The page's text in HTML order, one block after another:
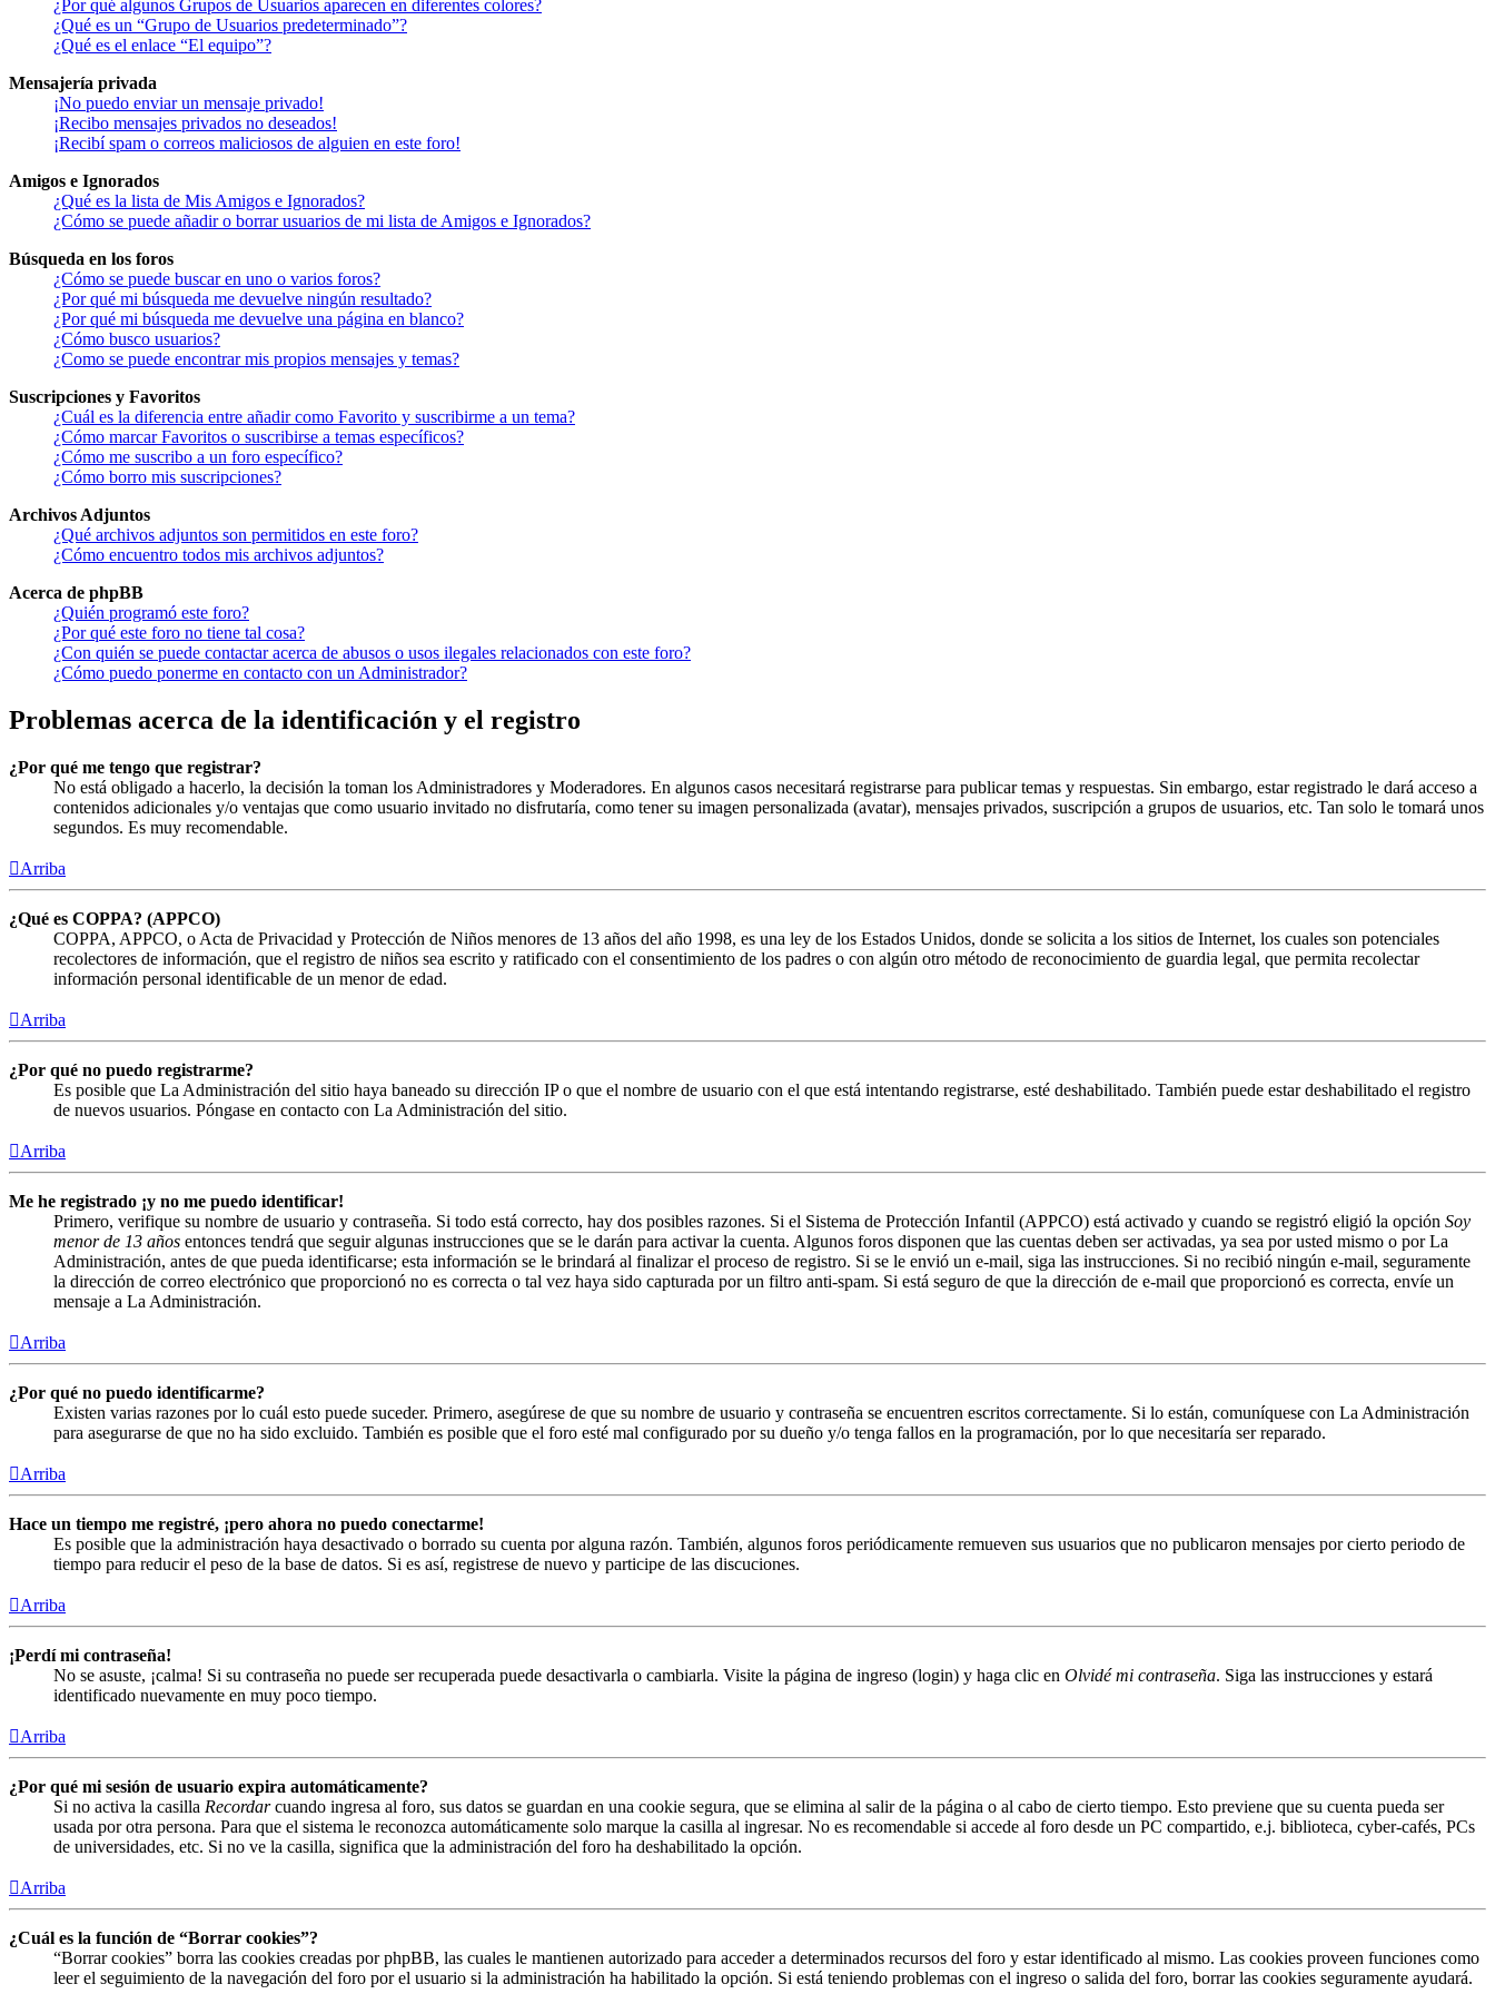
¿Por qué algunos Grupos de Usuarios aparecen en diferentes colores?
¿Qué es un “Grupo de Usuarios predeterminado”?
¿Qué es el enlace “El equipo”?
Mensajería privada
¡No puedo enviar un mensaje privado!
¡Recibo mensajes privados no deseados!
¡Recibí spam o correos maliciosos de alguien en este foro!
Amigos e Ignorados
¿Qué es la lista de Mis Amigos e Ignorados?
¿Cómo se puede añadir o borrar usuarios de mi lista de Amigos e Ignorados?
Búsqueda en los foros
¿Cómo se puede buscar en uno o varios foros?
¿Por qué mi búsqueda me devuelve ningún resultado?
¿Por qué mi búsqueda me devuelve una página en blanco?
¿Cómo busco usuarios?
¿Como se puede encontrar mis propios mensajes y temas?
Suscripciones y Favoritos
¿Cuál es la diferencia entre añadir como Favorito y suscribirme a un tema?
¿Cómo marcar Favoritos o suscribirse a temas específicos?
¿Cómo me suscribo a un foro específico?
¿Cómo borro mis suscripciones?
Archivos Adjuntos
¿Qué archivos adjuntos son permitidos en este foro?
¿Cómo encuentro todos mis archivos adjuntos?
Acerca de phpBB
¿Quién programó este foro?
¿Por qué este foro no tiene tal cosa?
¿Con quién se puede contactar acerca de abusos o usos ilegales relacionados con este foro?
¿Cómo puedo ponerme en contacto con un Administrador?
Problemas acerca de la identificación y el registro
¿Por qué me tengo que registrar?
No está obligado a hacerlo, la decisión la toman los Administradores y Moderadores. En algunos casos necesitará registrarse para publicar temas y respuestas. Sin embargo, estar registrado le dará acceso a
contenidos adicionales y/o ventajas que como usuario invitado no disfrutaría, como tener su imagen personalizada (avatar), mensajes privados, suscripción a grupos de usuarios, etc. Tan solo le tomará unos
segundos. Es muy recomendable.
Arriba
¿Qué es COPPA? (APPCO)
COPPA, APPCO, o Acta de Privacidad y Protección de Niños menores de 13 años del año 1998, es una ley de los Estados Unidos, donde se solicita a los sitios de Internet, los cuales son potenciales
recolectores de información, que el registro de niños sea escrito y ratificado con el consentimiento de los padres o con algún otro método de reconocimiento de guardia legal, que permita recolectar
información personal identificable de un menor de edad.
Arriba
¿Por qué no puedo registrarme?
Es posible que La Administración del sitio haya baneado su dirección IP o que el nombre de usuario con el que está intentando registrarse, esté deshabilitado. También puede estar deshabilitado el registro
de nuevos usuarios. Póngase en contacto con La Administración del sitio.
Arriba
Me he registrado ¡y no me puedo identificar!
Primero, verifique su nombre de usuario y contraseña. Si todo está correcto, hay dos posibles razones. Si el Sistema de Protección Infantil (APPCO) está activado y cuando se registró eligió la opción Soy
menor de 13 años entonces tendrá que seguir algunas instrucciones que se le darán para activar la cuenta. Algunos foros disponen que las cuentas deben ser activadas, ya sea por usted mismo o por La
Administración, antes de que pueda identificarse; esta información se le brindará al finalizar el proceso de registro. Si se le envió un e-mail, siga las instrucciones. Si no recibió ningún e-mail, seguramente
la dirección de correo electrónico que proporcionó no es correcta o tal vez haya sido capturada por un filtro anti-spam. Si está seguro de que la dirección de e-mail que proporcionó es correcta, envíe un
mensaje a La Administración.
Arriba
¿Por qué no puedo identificarme?
Existen varias razones por lo cuál esto puede suceder. Primero, asegúrese de que su nombre de usuario y contraseña se encuentren escritos correctamente. Si lo están, comuníquese con La Administración
para asegurarse de que no ha sido excluido. También es posible que el foro esté mal configurado por su dueño y/o tenga fallos en la programación, por lo que necesitaría ser reparado.
Arriba
Hace un tiempo me registré, ¡pero ahora no puedo conectarme!
Es posible que la administración haya desactivado o borrado su cuenta por alguna razón. También, algunos foros periódicamente remueven sus usuarios que no publicaron mensajes por cierto periodo de
tiempo para reducir el peso de la base de datos. Si es así, registrese de nuevo y participe de las discuciones.
Arriba
¡Perdí mi contraseña!
No se asuste, ¡calma! Si su contraseña no puede ser recuperada puede desactivarla o cambiarla. Visite la página de ingreso (login) y haga clic en Olvidé mi contraseña. Siga las instrucciones y estará
identificado nuevamente en muy poco tiempo.
Arriba
¿Por qué mi sesión de usuario expira automáticamente?
Si no activa la casilla Recordarcuando ingresa al foro, sus datos se guardan en una cookie segura, que se elimina al salir de la página o al cabo de cierto tiempo. Esto previene que su cuenta pueda ser
usada por otra persona. Para que el sistema le reconozca automáticamente solo marque la casilla al ingresar. No es recomendable si accede al foro desde un PC compartido, e.j. biblioteca, cyber-cafés, PCs
de universidades, etc. Si no ve la casilla, significa que la administración del foro ha deshabilitado la opción.
Arriba
¿Cuál es la función de “Borrar cookies”?
“Borrar cookies” borra las cookies creadas por phpBB, las cuales le mantienen autorizado para acceder a determinados recursos del foro y estar identificado al mismo. Las cookies proveen funciones como
leer el seguimiento de la navegación del foro por el usuario si la administración ha habilitado la opción. Si está teniendo problemas con el ingreso o salida del foro, borrar las cookies seguramente ayudará.